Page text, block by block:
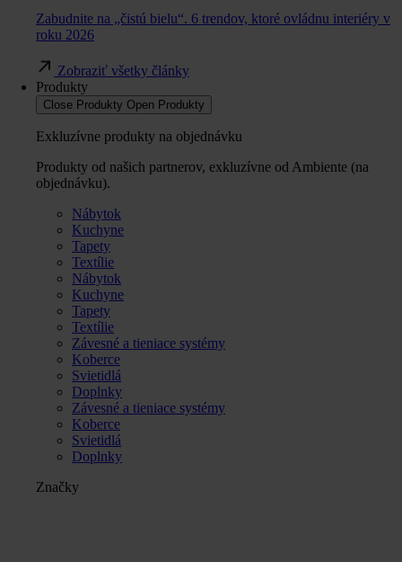
Zabudnite na „čistú bielu“. 6 trendov, ktoré ovládnu interiéry v
roku 2026
Zobraziť všetky články
Produkty
Close Produkty Open Produkty
Exkluzívne produkty na objednávku
Produkty od našich partnerov, exkluzívne od Ambiente (na
objednávku).
Nábytok
Kuchyne
Tapety
Textílie
Nábytok
Kuchyne
Tapety
Textílie
Závesné a tieniace systémy
Koberce
Svietidlá
Doplnky
Závesné a tieniace systémy
Koberce
Svietidlá
Doplnky
Značky